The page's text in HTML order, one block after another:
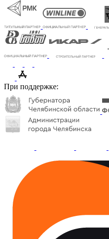
При поддержке: